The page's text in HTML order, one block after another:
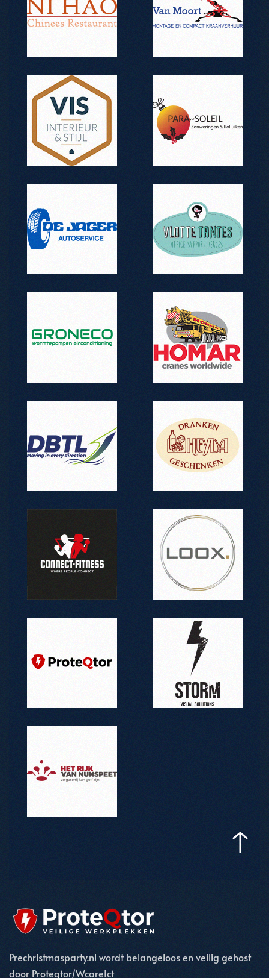
Prechristmasparty.nl wordt belangeloos en veilig gehost
door Proteqtor/WcareIct